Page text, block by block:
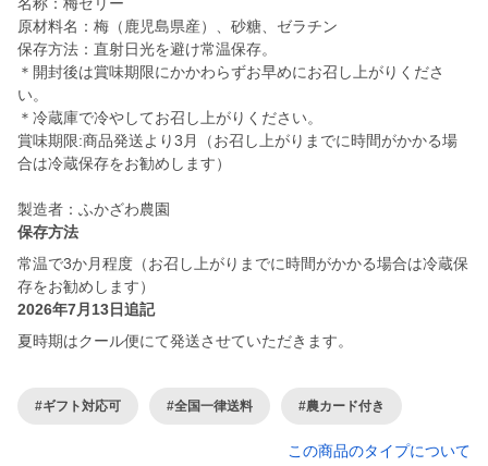
原材料名：梅（鹿児島県産）、砂糖、ゼラチン
保存方法：直射日光を避け常温保存。
＊開封後は賞味期限にかかわらずお早めにお召し上がりくださ
い。
＊冷蔵庫で冷やしてお召し上がりください。
賞味期限:商品発送より3月（お召し上がりまでに時間がかかる場
合は冷蔵保存をお勧めします）
保存方法
常温で3か月程度（お召し上がりまでに時間がかかる場合は冷蔵保
存をお勧めします）
2026年7月13日追記
夏時期はクール便にて発送させていただきます。
#ギフト対応可 #全国一律送料 #農カード付き
この商品のタイプについて